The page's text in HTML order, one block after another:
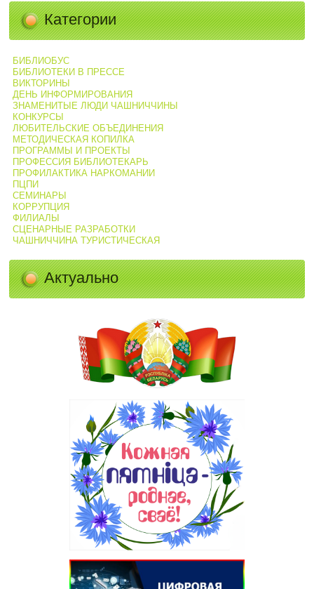
Категории
БИБЛИОБУС
БИБЛИОТЕКИ В ПРЕССЕ
ВИКТОРИНЫ
ДЕНЬ ИНФОРМИРОВАНИЯ
ЗНАМЕНИТЫЕ ЛЮДИ ЧАШНИЧЧИНЫ
КОНКУРСЫ
ЛЮБИТЕЛЬСКИЕ ОБЪЕДИНЕНИЯ
МЕТОДИЧЕСКАЯ КОПИЛКА
ПРОГРАММЫ И ПРОЕКТЫ
ПРОФЕССИЯ БИБЛИОТЕКАРЬ
ПРОФИЛАКТИКА НАРКОМАНИИ
ПЦПИ
СЕМИНАРЫ
КОРРУПЦИЯ
ФИЛИАЛЫ
СЦЕНАРНЫЕ РАЗРАБОТКИ
ЧАШНИЧЧИНА ТУРИСТИЧЕСКАЯ
Актуально